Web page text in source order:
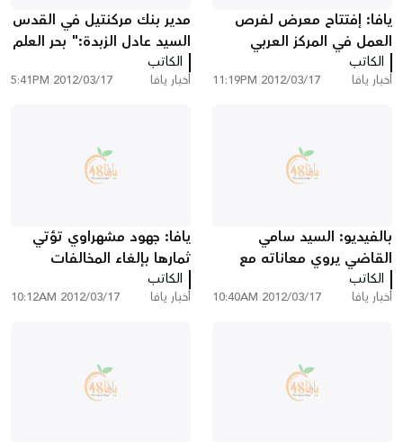
يافا: إفتتاح معرض لفرص
العمل في المركز العربي
اليهودي في المدينة
الكاتب
أخبار يافا 2012/03/17 11:19PM
مدير بنك مركنتيل في القدس
السيد عادل الزبدة:" بحر العلم
لا يعرف حدوداً او عمراً"
الكاتب
أخبار يافا 2012/03/17 5:41PM
بالفيديو: السيد سامي
القاضي يروي معاناته مع
شركة خلاميش للإسكان
الكاتب
أخبار يافا 2012/03/17 10:40AM
يافا: جهود مشهراوي تؤتي
ثمارها بإلغاء المخالفات
الجماعية التي صدرت ضد
115 عائلة في المدينة
الكاتب
أخبار يافا 2012/03/17 10:12AM